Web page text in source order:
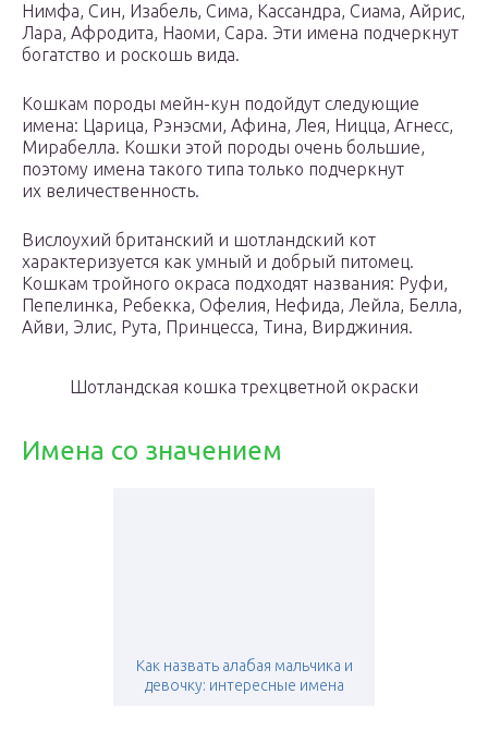
Нимфа, Син, Изабель, Сима, Кассандра, Сиама, Айрис,
Лара, Афродита, Наоми, Сара. Эти имена подчеркнут
богатство и роскошь вида.
Кошкам породы мейн-кун подойдут следующие
имена: Царица, Рэнэсми, Афина, Лея, Ницца, Агнесс,
Мирабелла. Кошки этой породы очень большие,
поэтому имена такого типа только подчеркнут
их величественность.
Вислоухий британский и шотландский кот
характеризуется как умный и добрый питомец.
Кошкам тройного окраса подходят названия: Руфи,
Пепелинка, Ребекка, Офелия, Нефида, Лейла, Белла,
Айви, Элис, Рута, Принцесса, Тина, Вирджиния.
Шотландская кошка трехцветной окраски
Имена со значением
Как назвать алабая мальчика и
девочку: интересные имена